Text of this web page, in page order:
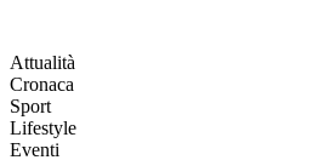
Attualità
Cronaca
Sport
Lifestyle
Eventi